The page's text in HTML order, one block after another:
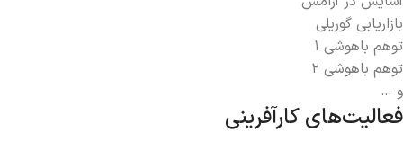
بازاریابی گوریلی
توهم باهوشی ۱
توهم باهوشی ۲
و …
فعالیت‌های کارآفرینی